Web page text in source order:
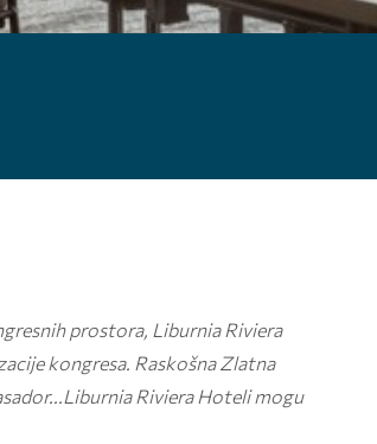
prostora, Liburnia Riviera
kongresa. Raskošna Zlatna
Riviera Hoteli mogu